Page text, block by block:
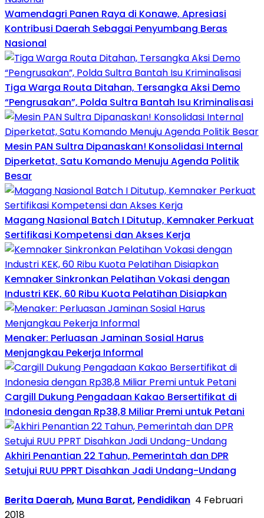
Wamendagri Panen Raya di Konawe, Apresiasi
Kontribusi Daerah Sebagai Penyumbang Beras
Nasional
Tiga Warga Routa Ditahan, Tersangka Aksi Demo
“Pengrusakan”, Polda Sultra Bantah Isu Kriminalisasi
Mesin PAN Sultra Dipanaskan! Konsolidasi Internal
Diperketat, Satu Komando Menuju Agenda Politik
Besar
Magang Nasional Batch I Ditutup, Kemnaker Perkuat
Sertifikasi Kompetensi dan Akses Kerja
Kemnaker Sinkronkan Pelatihan Vokasi dengan
Industri KEK, 60 Ribu Kuota Pelatihan Disiapkan
Menaker: Perluasan Jaminan Sosial Harus
Menjangkau Pekerja Informal
Cargill Dukung Pengadaan Kakao Bersertifikat di
Indonesia dengan Rp38,8 Miliar Premi untuk Petani
Akhiri Penantian 22 Tahun, Pemerintah dan DPR
Setujui RUU PPRT Disahkan Jadi Undang-Undang
Berita Daerah, Muna Barat, Pendidikan 4 Februari
2018